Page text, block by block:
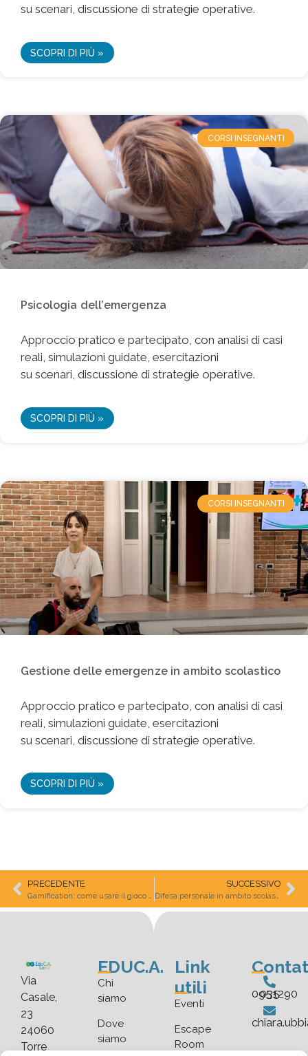
su scenari, discussione di strategie operative.
SCOPRI DI PIÙ »
CORSI INSEGNANTI
Psicologia dell’emergenza
Approccio pratico e partecipato, con analisi di casi
reali, simulazioni guidate, esercitazioni
su scenari, discussione di strategie operative.
SCOPRI DI PIÙ »
CORSI INSEGNANTI
Gestione delle emergenze in ambito scolastico
Approccio pratico e partecipato, con analisi di casi
reali, simulazioni guidate, esercitazioni
su scenari, discussione di strategie operative.
SCOPRI DI PIÙ »
PRECEDENTE SUCCESSIVO
Difesa personale in ambito scolastico
Via
Casale,
23
24060
Torre
EDUC.A.
Chi
siamo
Dove
siamo
Link
utili
Eventi
Escape
Room
035 0951290